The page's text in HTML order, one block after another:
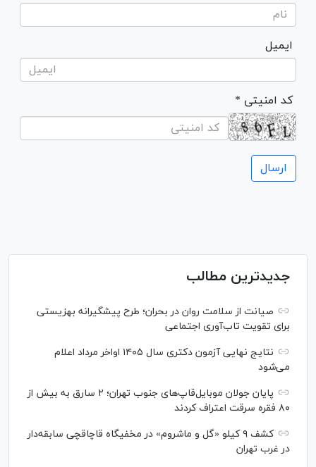
ایمیل
* کد امنیتی
جدیدترین مطالب
صیانت از سلامت روان در بحران؛ طرح پیشگیرانه بهزیستی
برای تقویت تاب‌آوری اجتماعی
نتایج نهایی آزمون دکتری سال ۱۴۰۵ اواخر مرداد اعلام
می‌شود
پایان جولان موبایل‌قاپ‌های جنوب تهران؛ ۲ سارق به بیش از
۸۰ فقره سرقت اعتراف کردند
کشف ۹ کیلو «گل و ماشروم» در مخفیگاه قاچاقچی سابقه‌دار
در غرب تهران